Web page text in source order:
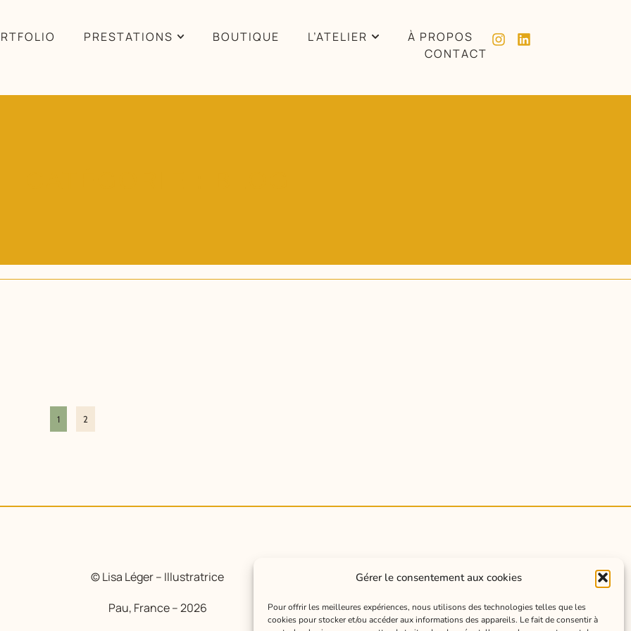
Gérer le consentement aux cookies
Pour offrir les meilleures expériences, nous utilisons des technologies telles que les
cookies pour stocker et/ou accéder aux informations des appareils. Le fait de consentir à
PRESTATIONS BOUTIQUE L’ATELIER
À PROPOS
CONTACT
1 2
© Lisa Léger – Illustratrice
Pau, France – 2026
BOUTIQUE
COURRIER DE L'ATELIER
CONSEILS EN DESSIN